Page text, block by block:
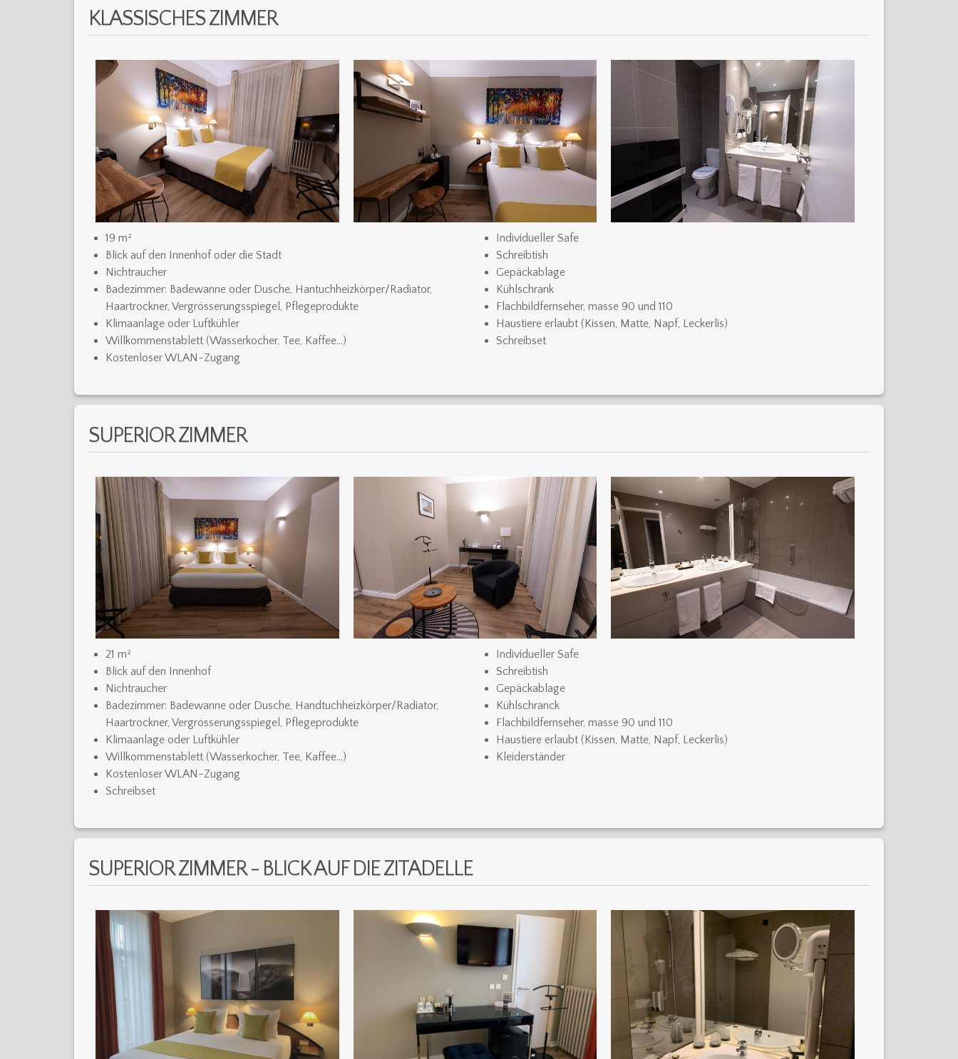
KLASSISCHES ZIMMER
19 m²
Blick auf den Innenhof oder die Stadt
Nichtraucher
Badezimmer: Badewanne oder Dusche, Hantuchheizkörper/Radiator,
Haartrockner, Vergrösserungsspiegel, Pflegeprodukte
Klimaanlage oder Luftkühler
Willkommenstablett (Wasserkocher, Tee, Kaffee…)
Kostenloser WLAN-Zugang
Individueller Safe
Schreibtish
Gepäckablage
Kühlschrank
Flachbildfernseher, masse 90 und 110
Haustiere erlaubt (Kissen, Matte, Napf, Leckerlis)
Schreibset
SUPERIOR ZIMMER
21 m²
Blick auf den Innenhof
Nichtraucher
Badezimmer: Badewanne oder Dusche, Handtuchheizkörper/Radiator,
Haartrockner, Vergrösserungsspiegel, Pflegeprodukte
Klimaanlage oder Luftkühler
Willkommenstablett (Wasserkocher, Tee, Kaffee…)
Kostenloser WLAN-Zugang
Schreibset
Individueller Safe
Schreibtish
Gepäckablage
Kühlschranck
Flachbildfernseher, masse 90 und 110
Haustiere erlaubt (Kissen, Matte, Napf, Leckerlis)
Kleiderständer
SUPERIOR ZIMMER - BLICK AUF DIE ZITADELLE